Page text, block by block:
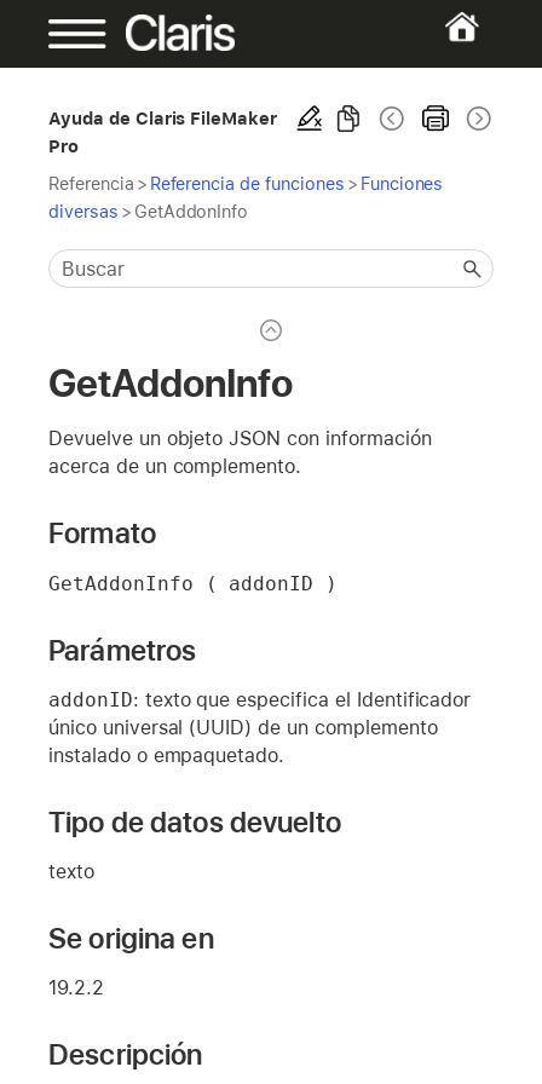
Ayuda de Claris FileMaker
Pro
Referencia > Referencia de funciones > Funciones
diversas > GetAddonInfo
GetAddonInfo
Devuelve un objeto JSON con información
acerca de un complemento.
Formato
GetAddonInfo ( addonID )
Parámetros
addonID: texto que especifica el Identificador
único universal (UUID) de un complemento
instalado o empaquetado.
Tipo de datos devuelto
texto
Se origina en
19.2.2
Descripción